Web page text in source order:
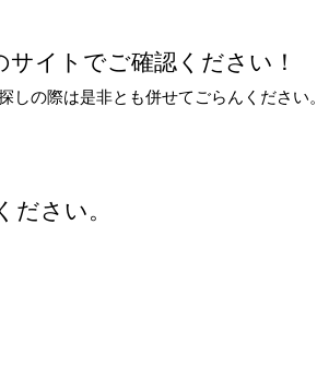
イトでご確認ください！
の際は是非とも併せてごらんください。
さい。